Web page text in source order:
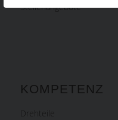
Stellenangebote
KOMPETENZ
Drehteile